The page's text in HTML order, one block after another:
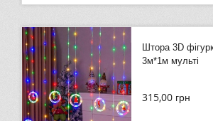
Штора 3D
3м*1м мульті
315,00 грн